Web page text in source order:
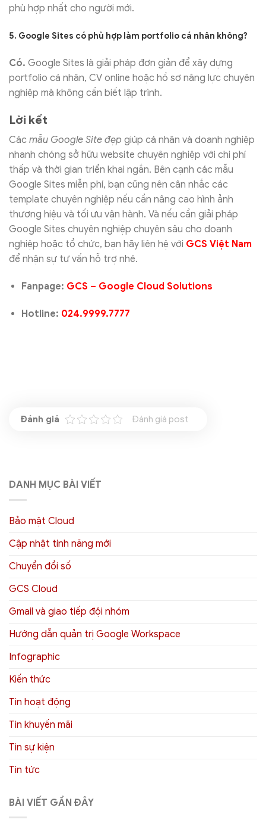
phù hợp nhất cho người mới.
5. Google Sites có phù hợp làm portfolio cá nhân không?
Có. Google Sites là giải pháp đơn giản để xây dựng
portfolio cá nhân, CV online hoặc hồ sơ năng lực chuyên
nghiệp mà không cần biết lập trình.
Lời kết
Các mẫu Google Site đẹp giúp cá nhân và doanh nghiệp
nhanh chóng sở hữu website chuyên nghiệp với chi phí
thấp và thời gian triển khai ngắn. Bên cạnh các mẫu
Google Sites miễn phí, bạn cũng nên cân nhắc các
template chuyên nghiệp nếu cần nâng cao hình ảnh
thương hiệu và tối ưu vận hành. Và nếu cần giải pháp
Google Sites chuyên nghiệp chuyên sâu cho doanh
nghiệp hoặc tổ chức, bạn hãy liên hệ với GCS Việt Nam
để nhận sự tư vấn hỗ trợ nhé.
Fanpage: GCS – Google Cloud Solutions
Hotline: 024.9999.7777
Đánh giá post
DANH MỤC BÀI VIẾT
Bảo mật Cloud
Cập nhật tính năng mới
Chuyển đổi số
GCS Cloud
Gmail và giao tiếp đội nhóm
Hướng dẫn quản trị Google Workspace
Infographic
Kiến thức
Tin hoạt động
Tin khuyến mãi
Tin sự kiện
Tin tức
BÀI VIẾT GẦN ĐÂY